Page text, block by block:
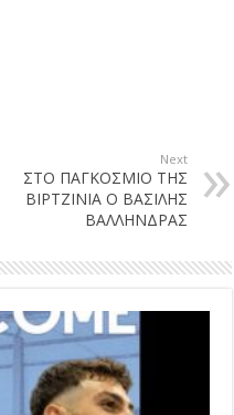
Next
ΣΤΟ ΠΑΓΚΟΣΜΙΟ ΤΗΣ
ΒΙΡΤΖΙΝΙΑ Ο ΒΑΣΙΛΗΣ
ΒΑΛΛΗΝΔΡΑΣ